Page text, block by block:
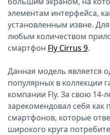
элементам интерфейса,
установленным извне.
любым количеством
смартфон Fly Cirrus 9.
Данная модель является
популярных в коллекции
компании Fly. За свою 14-
зарекомендовал себя как
смартфонов, которые
широкого круга